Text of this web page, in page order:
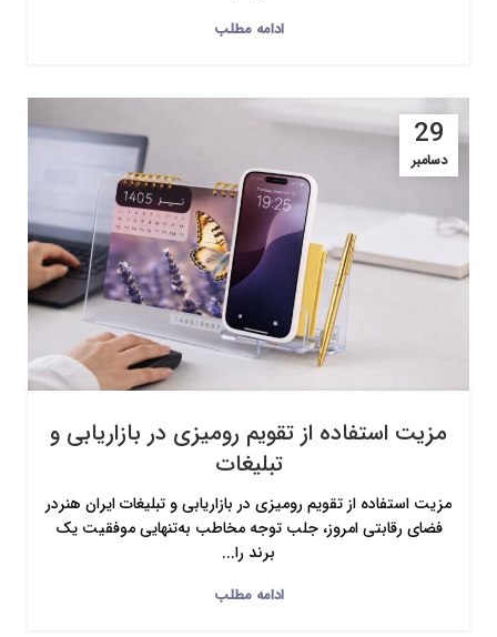
ادامه مطلب
29
دسامبر
مزیت استفاده از تقویم رومیزی در بازاریابی و
تبلیغات
مزیت استفاده از تقویم رومیزی در بازاریابی و تبلیغات ایران هنردر
فضای رقابتی امروز، جلب توجه مخاطب به‌تنهایی موفقیت یک
برند را...
ادامه مطلب